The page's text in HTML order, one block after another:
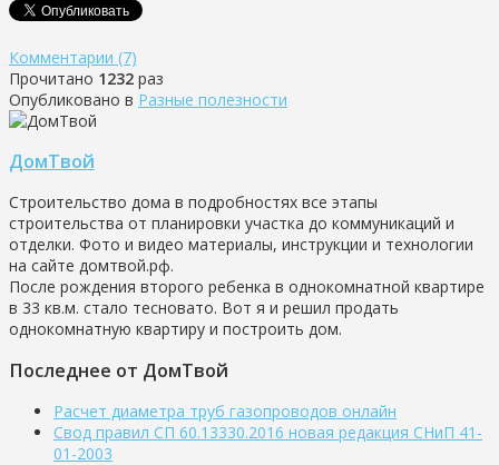
Комментарии (7)
Прочитано 1232 раз
Опубликовано в Разные полезности
ДомТвой
Строительство дома в подробностях все этапы
строительства от планировки участка до коммуникаций и
отделки. Фото и видео материалы, инструкции и технологии
на сайте домтвой.рф.
После рождения второго ребенка в однокомнатной квартире
в 33 кв.м. стало тесновато. Вот я и решил продать
однокомнатную квартиру и построить дом.
Последнее от ДомТвой
Расчет диаметра труб газопроводов онлайн
Свод правил СП 60.13330.2016 новая редакция СНиП 41-
01-2003